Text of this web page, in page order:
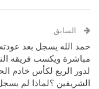
السابق
حمد الله يسجل بعد عودته
مباشرة ويكسب فريقه
لدور الربع لكأس خادم
الشريفين ؟لماذا لم